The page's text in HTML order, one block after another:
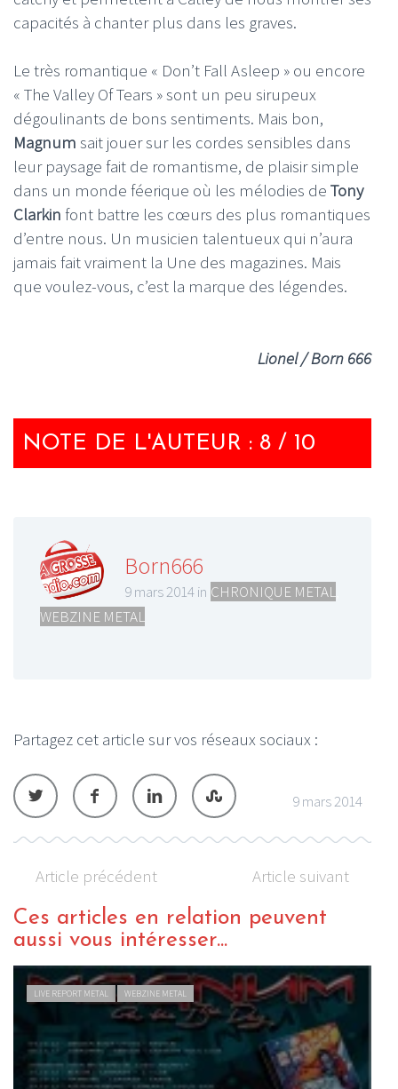
capacités à chanter plus dans les graves.
Le très romantique « Don’t Fall Asleep » ou encore
« The Valley Of Tears » sont un peu sirupeux
dégoulinants de bons sentiments. Mais bon,
Magnum sait jouer sur les cordes sensibles dans
leur paysage fait de romantisme, de plaisir simple
dans un monde féerique où les mélodies de Tony
Clarkin font battre les cœurs des plus romantiques
d’entre nous. Un musicien talentueux qui n’aura
jamais fait vraiment la Une des magazines. Mais
que voulez-vous, c’est la marque des légendes.
Lionel / Born 666
NOTE DE L'AUTEUR : 8 / 10
Born666
9 mars 2014 in CHRONIQUE METAL
WEBZINE METAL
Partagez cet article sur vos réseaux sociaux :
9 mars 2014
Article précédent Article suivant
Ces articles en relation peuvent
aussi vous intéresser...
LIVE REPORT METAL WEBZINE METAL